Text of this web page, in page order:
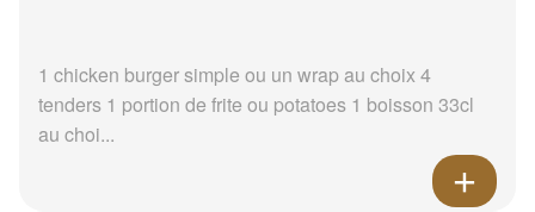
1 chicken burger simple ou un wrap au choix 4
tenders 1 portion de frite ou potatoes 1 boisson 33cl
au choi...